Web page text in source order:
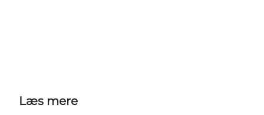
Læs mere